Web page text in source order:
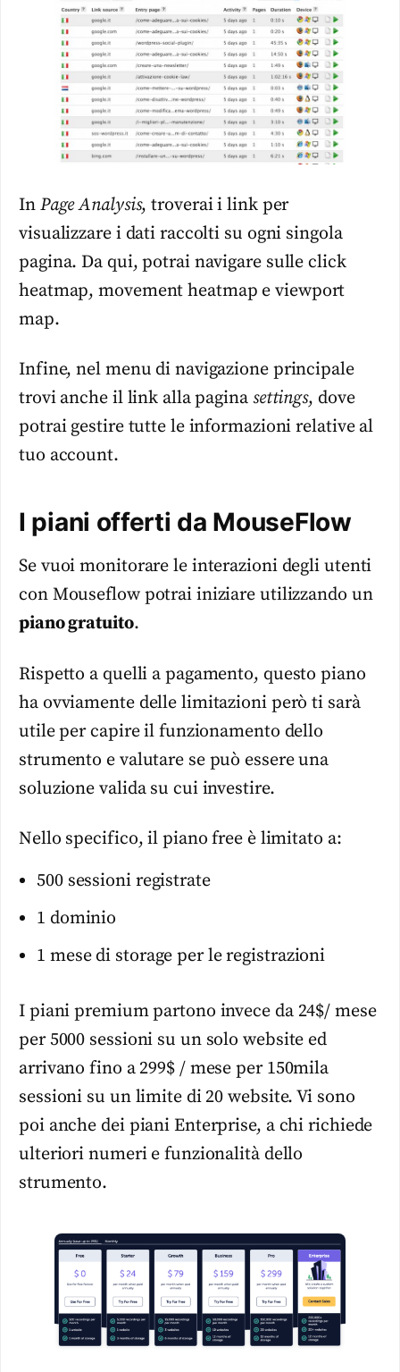
In Page Analysis, troverai i link per
visualizzare i dati raccolti su ogni singola
pagina. Da qui, potrai navigare sulle click
heatmap, movement heatmap e viewport
map.
Infine, nel menu di navigazione principale
trovi anche il link alla pagina settings, dove
potrai gestire tutte le informazioni relative al
tuo account.
I piani offerti da MouseFlow
Se vuoi monitorare le interazioni degli utenti
con Mouseflow potrai iniziare utilizzando un
piano gratuito.
Rispetto a quelli a pagamento, questo piano
ha ovviamente delle limitazioni però ti sarà
utile per capire il funzionamento dello
strumento e valutare se può essere una
soluzione valida su cui investire.
Nello specifico, il piano free è limitato a:
500 sessioni registrate
1 dominio
1 mese di storage per le registrazioni
I piani premium partono invece da 24$/ mese
per 5000 sessioni su un solo website ed
arrivano fino a 299$ / mese per 150mila
sessioni su un limite di 20 website. Vi sono
poi anche dei piani Enterprise, a chi richiede
ulteriori numeri e funzionalità dello
strumento.